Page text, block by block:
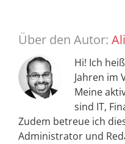
Über den Autor:
Hi! Ich
Jahren im
Meine
sind IT,
Zudem betreue ich
Administrator und